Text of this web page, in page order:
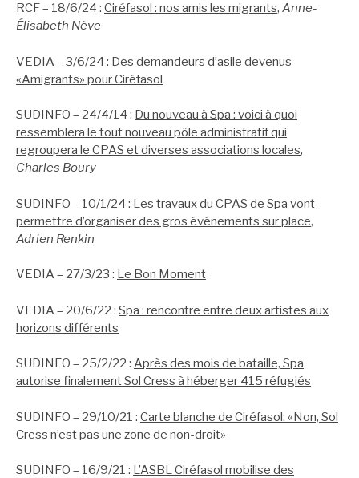
RCF – 18/6/24 : Ciréfasol : nos amis les migrants, Anne-
Élisabeth Nève
VEDIA – 3/6/24 : Des demandeurs d’asile devenus
«Amigrants» pour Ciréfasol
SUDINFO – 24/4/14 : Du nouveau à Spa : voici à quoi
ressemblera le tout nouveau pôle administratif qui
regroupera le CPAS et diverses associations locales,
Charles Boury
SUDINFO – 10/1/24 : Les travaux du CPAS de Spa vont
permettre d’organiser des gros événements sur place,
Adrien Renkin
VEDIA – 27/3/23 : Le Bon Moment
VEDIA – 20/6/22 : Spa : rencontre entre deux artistes aux
horizons différents
SUDINFO – 25/2/22 : Après des mois de bataille, Spa
autorise finalement Sol Cress à héberger 415 réfugiés
SUDINFO – 29/10/21 : Carte blanche de Ciréfasol: «Non, Sol
Cress n’est pas une zone de non-droit»
SUDINFO – 16/9/21 : L’ASBL Ciréfasol mobilise des